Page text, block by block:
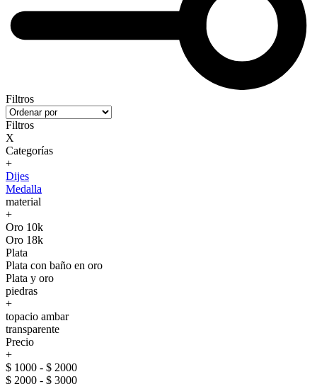
Filtros
Filtros
X
Categorías
+
Dijes
Medalla
material
+
Oro 10k
Oro 18k
Plata
Plata con baño en oro
Plata y oro
piedras
+
topacio ambar
transparente
Precio
+
$ 1000 - $ 2000
$ 2000 - $ 3000